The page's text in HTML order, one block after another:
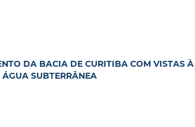
DA BACIA DE CURITIBA COM VISTAS À
SUBTERRÂNEA